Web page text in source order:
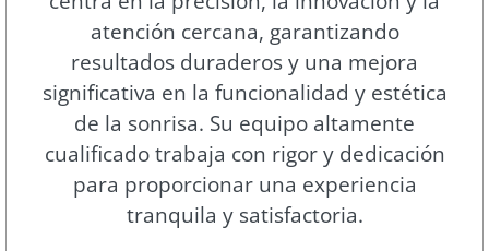
atención cercana, garantizando
resultados duraderos y una mejora
significativa en la funcionalidad y estética
de la sonrisa. Su equipo altamente
cualificado trabaja con rigor y dedicación
para proporcionar una experiencia
tranquila y satisfactoria.